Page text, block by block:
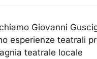
Giovanni
esperienze teatrali
teatrale locale